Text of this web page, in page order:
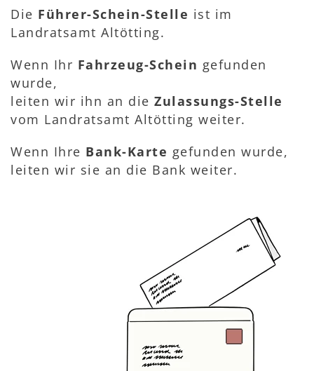
Die Führer-Schein-Stelle ist im
Landratsamt Altötting.
Wenn Ihr Fahrzeug-Schein gefunden
wurde,
leiten wir ihn an die Zulassungs-Stelle
vom Landratsamt Altötting weiter.
Wenn Ihre Bank-Karte gefunden wurde,
leiten wir sie an die Bank weiter.